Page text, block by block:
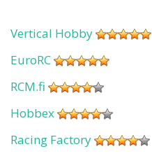
Vertical Hobby
EuroRC
RCM.fi
Hobbex
Racing Factory